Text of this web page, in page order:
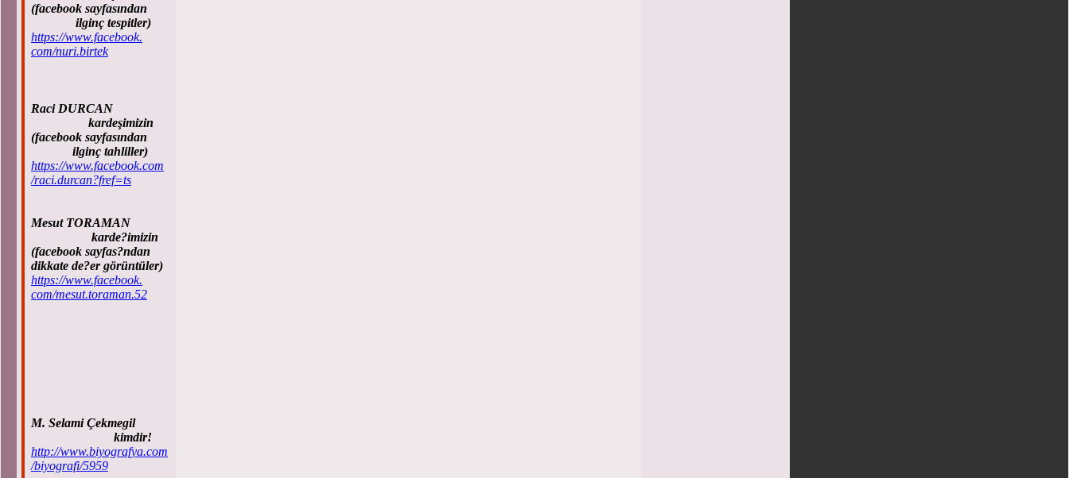
(facebook sayfasından
ilginç tespitler)
https://www.facebook.
com/nuri.birtek
Raci DURCAN
kardeşimizin
(facebook sayfasından
ilginç tahliller)
https://www.facebook.com
/raci.durcan?fref=ts
Mesut TORAMAN
karde?imizin
(facebook sayfas?ndan
dikkate de?er görüntüler)
https://www.facebook.
com/mesut.toraman.52
M. Selami Çekmegil
kimdir!
http://www.biyografya.com
/biyografi/5959